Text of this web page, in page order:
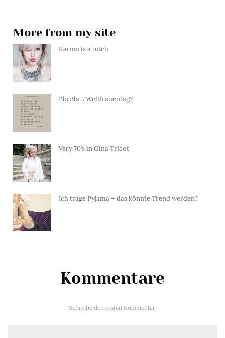
More from my site
Karma is a bitch
Bla Bla… Weltfrauentag?
Very 70’s in Gina Tricot
Ich trage Pyjama – das könnte Trend werden?
Kommentare
Schreibe den ersten Kommentar!